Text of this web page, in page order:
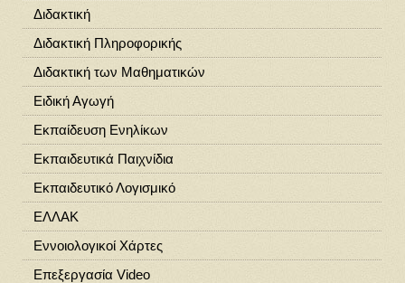
Διδακτική
Διδακτική Πληροφορικής
Διδακτική των Μαθηματικών
Ειδική Αγωγή
Εκπαίδευση Ενηλίκων
Εκπαιδευτικά Παιχνίδια
Εκπαιδευτικό Λογισμικό
ΕΛΛΑΚ
Εννοιολογικοί Χάρτες
Επεξεργασία Video